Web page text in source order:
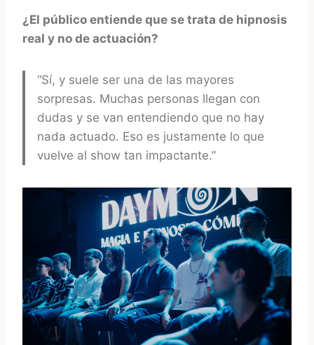
¿El público entiende que se trata de hipnosis
real y no de actuación?
“Sí, y suele ser una de las mayores
sorpresas. Muchas personas llegan con
dudas y se van entendiendo que no hay
nada actuado. Eso es justamente lo que
vuelve al show tan impactante.”